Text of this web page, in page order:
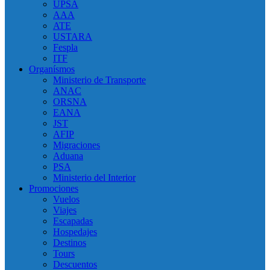
UPSA
AAA
ATE
USTARA
Fespla
ITF
Organísmos
Ministerio de Transporte
ANAC
ORSNA
EANA
JST
AFIP
Migraciones
Aduana
PSA
Ministerio del Interior
Promociones
Vuelos
Viajes
Escapadas
Hospedajes
Destinos
Tours
Descuentos